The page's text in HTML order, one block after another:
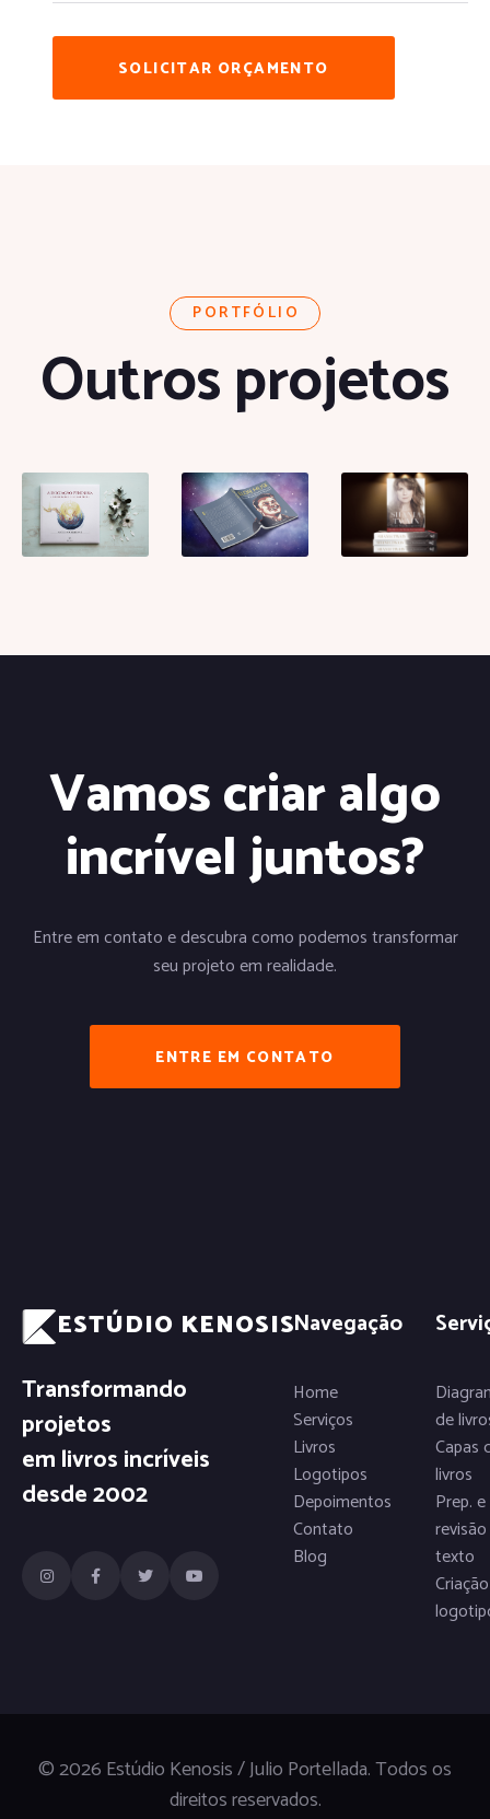
SOLICITAR ORÇAMENTO
PORTFÓLIO
Outros projetos
Vamos criar algo
incrível juntos?
Entre em contato e descubra como podemos transformar
seu projeto em realidade.
ENTRE EM CONTATO
ESTÚDIO KENOSIS
Transformando
projetos
em livros incríveis
desde 2002
Navegação
Home
Serviços
Livros
Logotipos
Depoimentos
Contato
Blog
de
Capas
livros
Prep. e
texto
© 2026 Estúdio Kenosis / Julio Portellada. Todos os
direitos reservados.